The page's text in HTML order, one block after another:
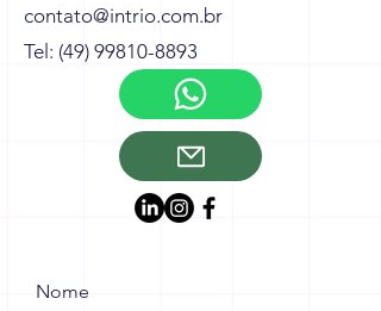
contato@intrio.com.br
Tel: (49) 99810-8893
Nome